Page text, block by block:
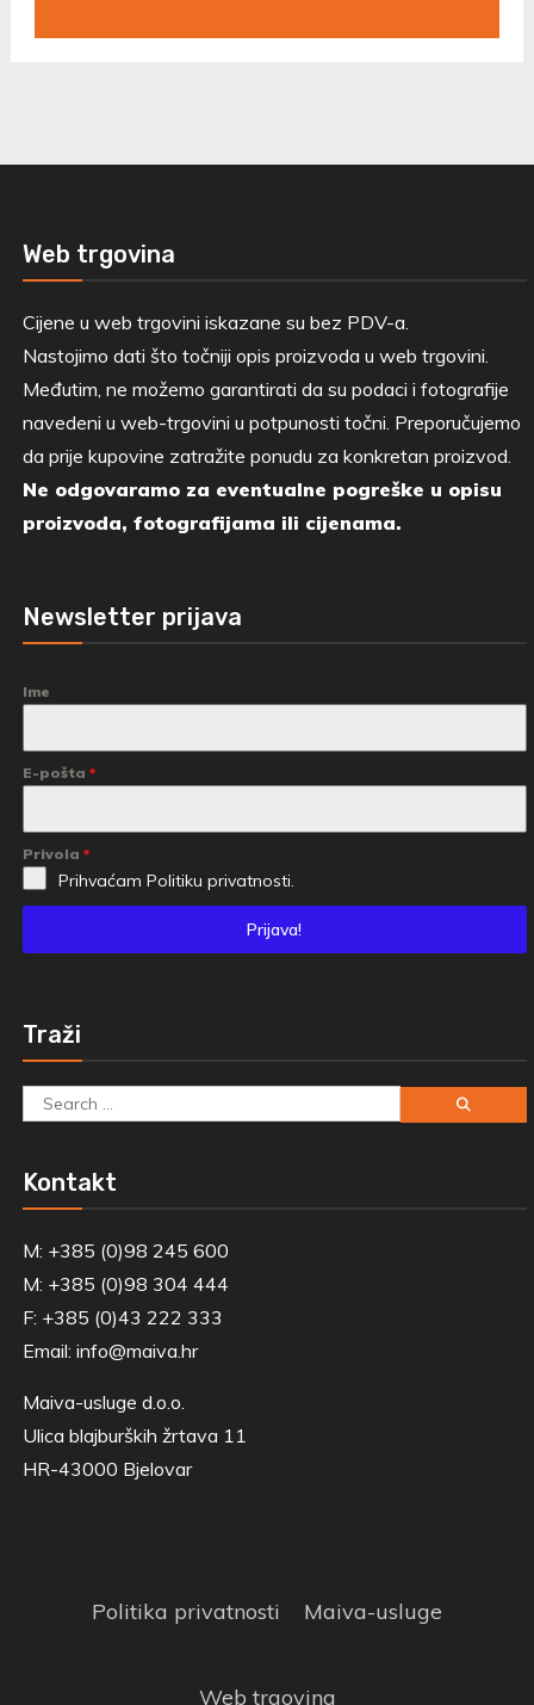
Web trgovina
Cijene u web trgovini iskazane su bez PDV-a.
Nastojimo dati što točniji opis proizvoda u web trgovini.
Međutim, ne možemo garantirati da su podaci i fotografije
navedeni u web-trgovini u potpunosti točni. Preporučujemo
da prije kupovine zatražite ponudu za konkretan proizvod.
Ne odgovaramo za eventualne pogreške u opisu
proizvoda, fotografijama ili cijenama.
Newsletter prijava
Ime
E-pošta *
Privola *
Prihvaćam Politiku privatnosti.
Prijava!
Traži
Search
Kontakt
M: +385 (0)98 245 600
M: +385 (0)98 304 444
F: +385 (0)43 222 333
Email: info@maiva.hr
Maiva-usluge d.o.o.
Ulica blajburških žrtava 11
HR-43000 Bjelovar
Politika privatnosti Maiva-usluge
Web trgovina